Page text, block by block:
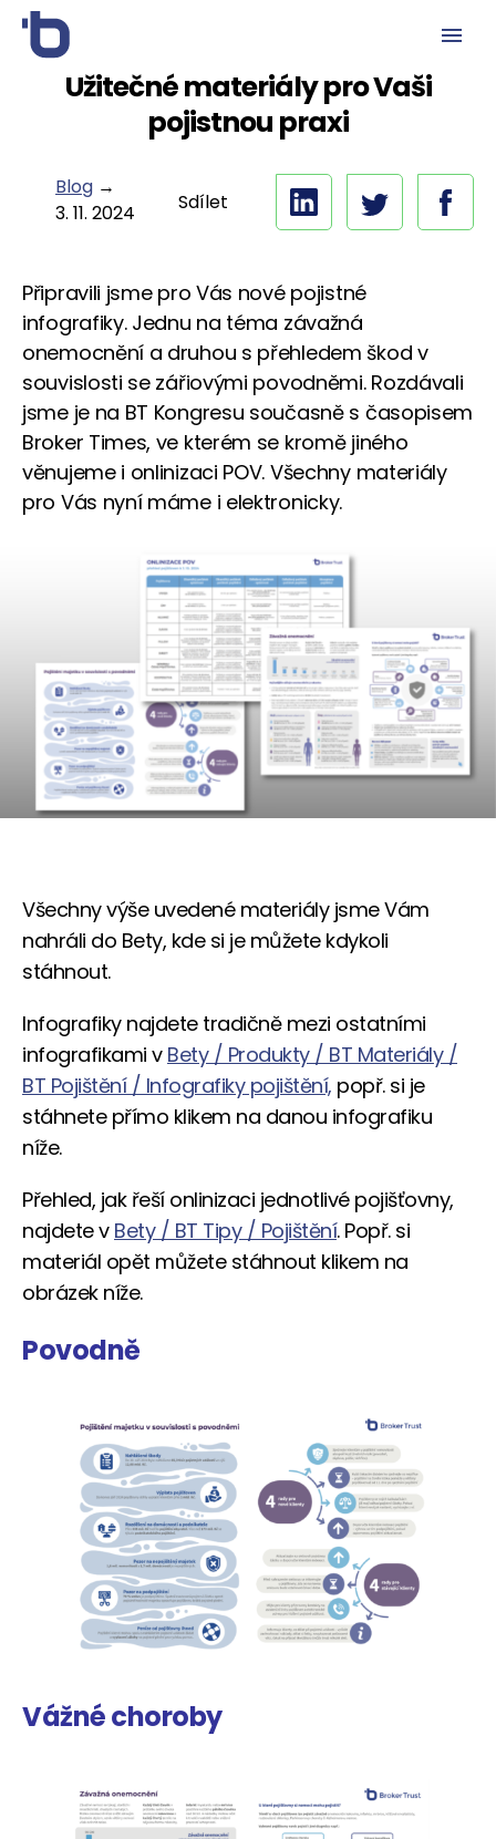
Užitečné materiály pro Vaši
pojistnou praxi
Blog →
3. 11. 2024
Sdílet
Připravili jsme pro Vás nové pojistné
infografiky. Jednu na téma závažná
onemocnění a druhou s přehledem škod v
souvislosti se zářiovými povodněmi. Rozdávali
jsme je na BT Kongresu současně s časopisem
Broker Times, ve kterém se kromě jiného
věnujeme i onlinizaci POV. Všechny materiály
pro Vás nyní máme i elektronicky.
Všechny výše uvedené materiály jsme Vám
nahráli do Bety, kde si je můžete kdykoli
stáhnout.
Infografiky najdete tradičně mezi ostatními
infografikami v Bety / Produkty / BT Materiály /
BT Pojištění / Infografiky pojištění, popř. si je
stáhnete přímo klikem na danou infografiku
níže.
Přehled, jak řeší onlinizaci jednotlivé pojišťovny,
najdete v Bety / BT Tipy / Pojištění. Popř. si
materiál opět můžete stáhnout klikem na
obrázek níže.
Povodně
Vážné choroby